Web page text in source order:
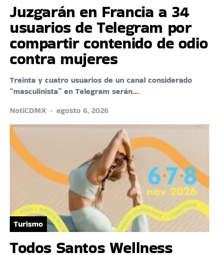
Juzgarán en Francia a 34
usuarios de Telegram por
compartir contenido de odio
contra mujeres
Treinta y cuatro usuarios de un canal considerado
“masculinista” en Telegram serán…
NotiCDMX
agosto 6, 2026
Turismo
Todos Santos Wellness